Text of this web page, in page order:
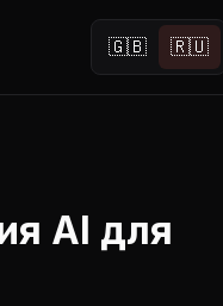
🇬🇧 🇷🇺
AI для